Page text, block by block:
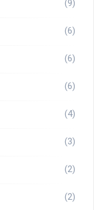
(9)
(6)
(6)
(6)
(4)
(3)
(2)
(2)